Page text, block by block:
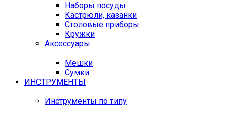
Наборы посуды
Кастрюли, казанки
Столовые приборы
Кружки
Аксессуары
Мешки
Сумки
ИНСТРУМЕНТЫ
Инструменты по типу